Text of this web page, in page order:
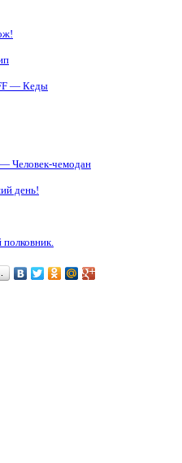
— Кеды
Человек-чемодан
день!